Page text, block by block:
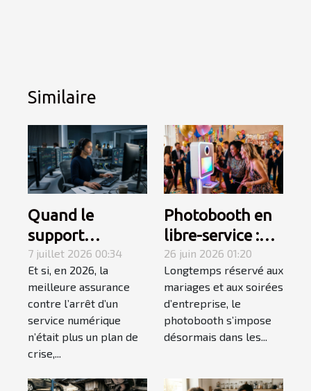
Similaire
Quand le
support
technique
devient le
maillon fort du
monitoring
proactif
7 juillet 2026 00:34
Et si, en 2026, la
meilleure assurance
contre l’arrêt d’un
service numérique
n’était plus un plan de
crise,...
Photobooth en
libre-service :
une tendance
qui
révolutionne les
événements
privés
26 juin 2026 01:20
Longtemps réservé aux
mariages et aux soirées
d’entreprise, le
photobooth s’impose
désormais dans les...